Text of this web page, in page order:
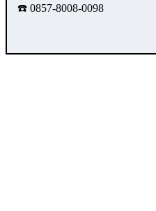
☎️ 0857-8008-0098